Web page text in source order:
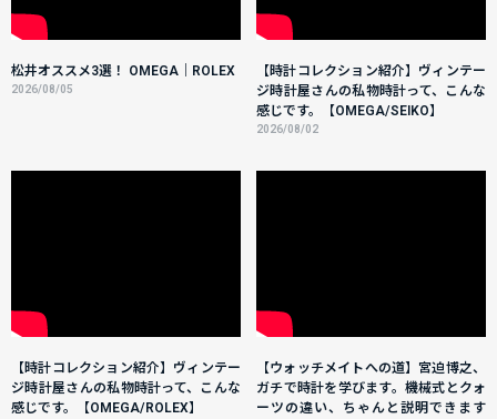
松井オススメ3選！ OMEGA｜ROLEX
2026/08/05
【時計コレクション紹介】ヴィンテー
ジ時計屋さんの私物時計って、こんな
感じです。【OMEGA/SEIKO】
2026/08/02
【時計コレクション紹介】ヴィンテー
ジ時計屋さんの私物時計って、こんな
感じです。【OMEGA/ROLEX】
【ウォッチメイトへの道】宮迫博之、
ガチで時計を学びます。機械式とクォ
ーツの違い、ちゃんと説明できます